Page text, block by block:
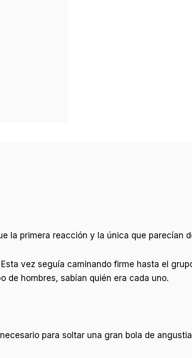
la primera reacción y la única que parecían
vez seguía caminando firme hasta el
de hombres, sabían quién era cada uno.
para soltar una gran bola de